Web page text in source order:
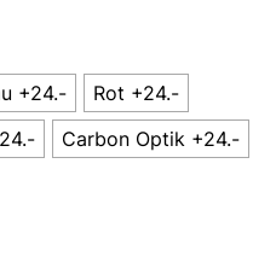
+24.-
Rot +24.-
Carbon Optik +24.-